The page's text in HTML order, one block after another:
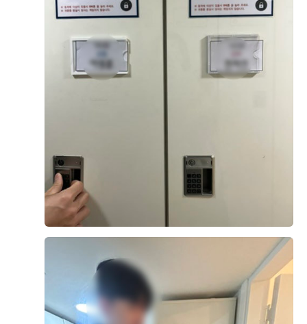
대접할 수 있기를 기대합니다.
입장 할 때를 보여주셔서 ‘예식을 하게 되면 어떤 모습일
지’, ‘어떤 느낌일지’ 등 상상해볼 수 있어 좋았답니다! 홀
이 넓고 층고도 높아 웨딩홀이 엄청 넓어보이더라구요! 홀
앞에 스크린도 열려 다양한 연출이 가능하다고 하니 결혼
예식 전까지 고민해봐야겠네요! 🥹 저희가 가진 예산에서
하려다보니 폭 넓게 일정을 말씀드렸음에도 저희 이야기를
들으시고, 만족스러운 일정과 예산을 뽑아주셨어요! ⭐️⭐️ 만
족스러운 예식장 홀 투어!!!! 추천합니다!
후기가 도움이 되었나요? 0
김영기, 한아람 계약후기